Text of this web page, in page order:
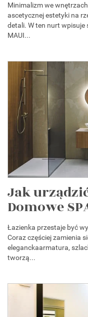
Minimalizm we
ascetycznej estetyki na
detali. W ten nurt wpisuje
MAUI...
Jak
Domowe
Łazienka przestaje być
Coraz częściej zamienia
eleganckaarmatura,
tworzą...